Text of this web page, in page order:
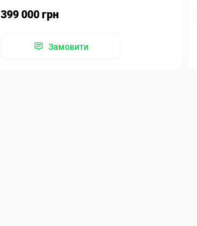
399 000 грн
Замовити